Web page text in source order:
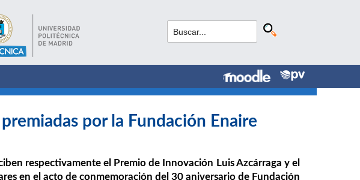
por la Fundación Enaire
respectivamente el Premio de Innovación Luis Azcárraga y el
en el acto de conmemoración del 30 aniversario de Fundación